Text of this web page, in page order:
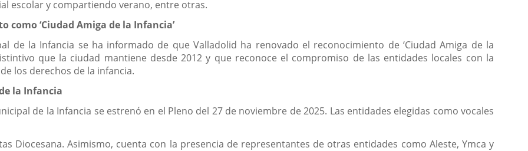
escolar y compartiendo verano, entre otras.
‘Ciudad Amiga de la Infancia’
de la Infancia se ha informado de que Valladolid ha renovado el reconocimiento de ‘Ciudad Amiga de la
que la ciudad mantiene desde 2012 y que reconoce el compromiso de las entidades locales con la
los derechos de la infancia.
la Infancia
de la Infancia se estrenó en el Pleno del 27 de noviembre de 2025. Las entidades elegidas como vocales
Diocesana. Asimismo, cuenta con la presencia de representantes de otras entidades como Aleste, Ymca y